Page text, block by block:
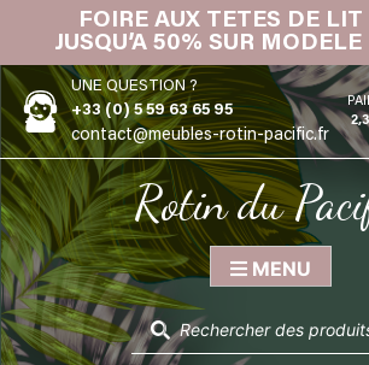
content
FOIRE AUX TETES DE
JUSQU’A 50% SUR
UNE QUESTION ?
+33 (0) 5 59 63 65 95
contact@meubles-rotin-pacific.fr
Rotin du
MENU
Recherche
de
produits